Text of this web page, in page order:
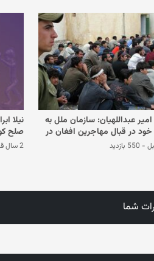
عبداللهیان: سازمان ملل به
در قبال مهاجرین افغان در
کند - 550 بازدید
نیلا
صلح
2 سال قبل
شما